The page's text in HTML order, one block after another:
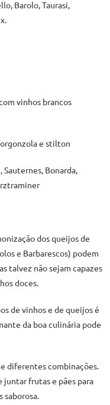
Barolo, Taurasi,
vinhos brancos
e stilton
Bonarda,
dos queijos de
e Barbarescos) podem
talvez não sejam capazes
doces.
de vinhos e de queijos é
da boa culinária pode
diferentes combinações.
frutas e pães para